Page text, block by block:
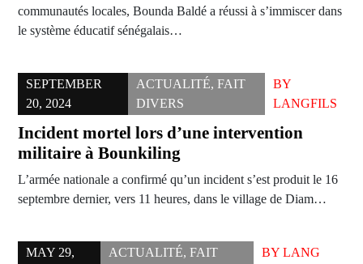
communautés locales, Bounda Baldé a réussi à s’immiscer dans
le système éducatif sénégalais…
SEPTEMBER
20, 2024
ACTUALITÉ, FAIT
DIVERS
BY
LANGFILS
Incident mortel lors d’une intervention
militaire à Bounkiling
L’armée nationale a confirmé qu’un incident s’est produit le 16
septembre dernier, vers 11 heures, dans le village de Diam…
MAY 29,
ACTUALITÉ, FAIT
BY LANG